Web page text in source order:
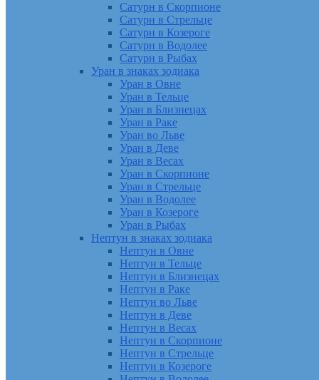
Сатурн в Скорпионе
Сатурн в Стрельце
Сатурн в Козероге
Сатурн в Водолее
Сатурн в Рыбах
Уран в знаках зодиака
Уран в Овне
Уран в Тельце
Уран в Близнецах
Уран в Раке
Уран во Льве
Уран в Деве
Уран в Весах
Уран в Скорпионе
Уран в Стрельце
Уран в Водолее
Уран в Козероге
Уран в Рыбах
Нептун в знаках зодиака
Нептун в Овне
Нептун в Тельце
Нептун в Близнецах
Нептун в Раке
Нептун во Льве
Нептун в Деве
Нептун в Весах
Нептун в Скорпионе
Нептун в Стрельце
Нептун в Козероге